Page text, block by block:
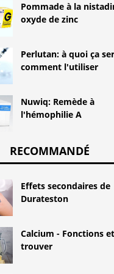
Pommade à la
oxyde de zinc
Perlutan: à quoi ça
comment l'utiliser
Nuwiq: Remède à
l'hémophilie A
RECOMMANDÉ
Effets secondaires de
Durateston
Calcium - Fonctions
trouver